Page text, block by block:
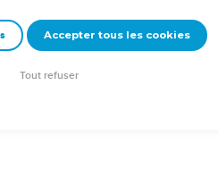
sentiments de mon cœur,
Accepter tous les cookies
Tout refuser